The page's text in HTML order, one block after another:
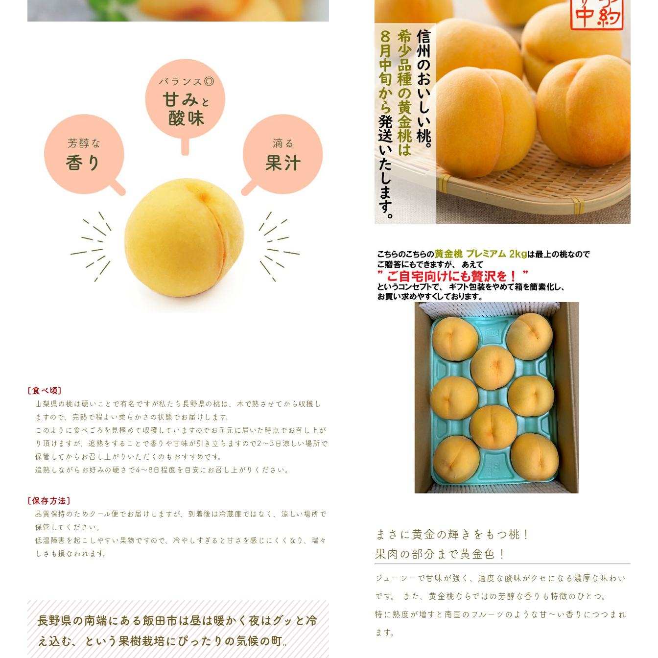
[食べ頃]
山梨県の桃は硬いことで有名ですが私たち長野県の桃は、木で熟させてから収穫し
ますので、完熟で程よい柔らかさの状態でお届けします。
このように食べごろを見極めて収穫していますのでお手元に届いた時点でお召し上が
り頂けますが、追熟をすることで香りや甘味が引き立ちますので2～3日涼しい場所で
保管してからお召し上がりいただくのもおすすめです。
追熟しながらお好みの硬さで4～8日程度を目安にお召し上がりください。
[保存方法]
品質保持のためクール便でお届けしますが、到着後は冷蔵庫ではなく、涼しい場所で
保管してください。
低温障害を起こしやすい果物ですので、冷やしすぎると甘さを感じにくくなり、瑞々
しさも損なわれます。
長野県の南端にある飯田市は昼は暖かく夜はグッと冷
え込む、という果樹栽培にぴったりの気候の町。
まさに黄金の輝きをもつ桃！
果肉の部分まで黄金色！
ジューシーで甘味が強く、適度な酸味がクセになる濃厚な味わい
です。 また、黄金桃ならではの芳醇な香りも特徴のひとつ。
特に熟度が増すと南国のフルーツのような甘～い香りにつつまれ
ます。